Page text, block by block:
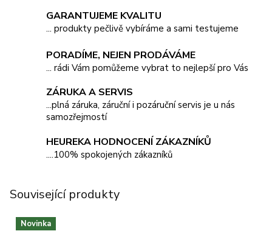
GARANTUJEME KVALITU
... produkty pečlivě vybíráme a sami testujeme
PORADÍME, NEJEN PRODÁVÁME
... rádi Vám pomůžeme vybrat to nejlepší pro Vás
ZÁRUKA A SERVIS
...plná záruka, záruční i pozáruční servis je u nás
samozřejmostí
HEUREKA HODNOCENÍ ZÁKAZNÍKŮ
....100% spokojených zákazníků
Související produkty
Novinka